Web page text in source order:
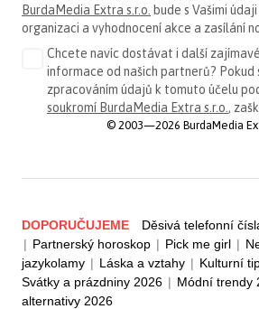
BurdaMedia Extra s.r.o. bude s Vašimi
organizaci a vyhodnocení akce a zasílání
Chcete navíc dostávat i další
informace od našich partnerů? Pokud
zpracováním údajů k tomuto účelu
soukromí BurdaMedia Extra s.r.o. ,
© 2003—2026 BurdaMedia
DOPORUČUJEME Děsivá telefonní
| Partnerský horoskop | Pick me girl |
jazykolamy | Láska a vztahy | Kulturní
Svátky a prázdniny 2026 | Módní trendy
alternativy 2026